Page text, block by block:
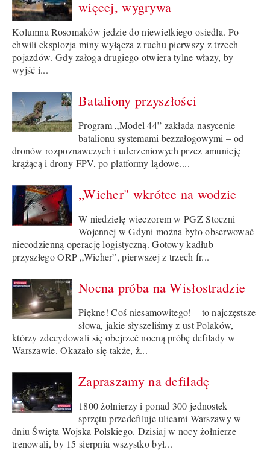
więcej, wygrywa
Kolumna Rosomaków jedzie do niewielkiego osiedla. Po
chwili eksplozja miny wyłącza z ruchu pierwszy z trzech
pojazdów. Gdy załoga drugiego otwiera tylne włazy, by
wyjść i...
Bataliony przyszłości
Program „Model 44” zakłada nasycenie
batalionu systemami bezzałogowymi – od
dronów rozpoznawczych i uderzeniowych przez amunicję
krążącą i drony FPV, po platformy lądowe....
„Wicher" wkrótce na wodzie
W niedzielę wieczorem w PGZ Stoczni
Wojennej w Gdyni można było obserwować
niecodzienną operację logistyczną. Gotowy kadłub
przyszłego ORP „Wicher”, pierwszej z trzech fr...
Nocna próba na Wisłostradzie
Piękne! Coś niesamowitego! – to najczęstsze
słowa, jakie słyszeliśmy z ust Polaków,
którzy zdecydowali się obejrzeć nocną próbę defilady w
Warszawie. Okazało się także, ż...
Zapraszamy na defiladę
1800 żołnierzy i ponad 300 jednostek
sprzętu przedefiluje ulicami Warszawy w
dniu Święta Wojska Polskiego. Dzisiaj w nocy żołnierze
trenowali, by 15 sierpnia wszystko był...